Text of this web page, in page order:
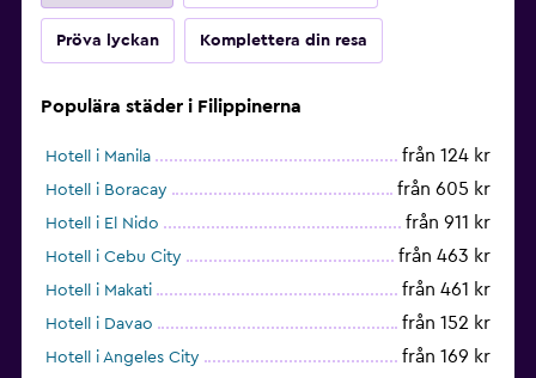
Pröva lyckan Komplettera din resa
Populära städer i Filippinerna
Hotell i Manila från 124 kr
Hotell i Boracay från 605 kr
Hotell i El Nido från 911 kr
Hotell i Cebu City från 463 kr
Hotell i Makati från 461 kr
Hotell i Davao från 152 kr
Hotell i Angeles City från 169 kr